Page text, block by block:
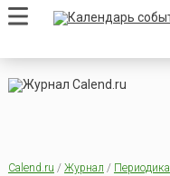
Calend.ru / Журнал / Периодика